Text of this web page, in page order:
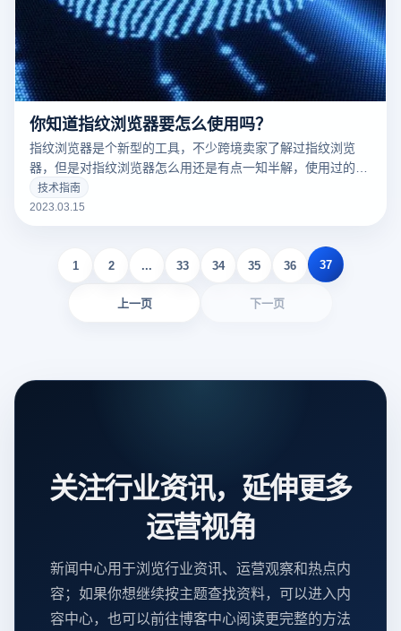
你知道指纹浏览器要怎么使用吗？
指纹浏览器是个新型的工具，不少跨境卖家了解过指纹浏览
器，但是对指纹浏览器怎么用还是有点一知半解，使用过的用
户都知道，指纹浏览器是一款可以修改网络指纹的浏览器。因
为我们每个账号登录电脑都会留下我们的指纹信息，通过这些
技术指南
2023.03.15
上一页
1 2 ... 33 34 35 36 37
下一页
关注行业资讯，延伸更多
运营视角
新闻中心用于浏览行业资讯、运营观察和热点内
容；如果你想继续按主题查找资料，可以进入内
容中心，也可以前往博客中心阅读更完整的方法